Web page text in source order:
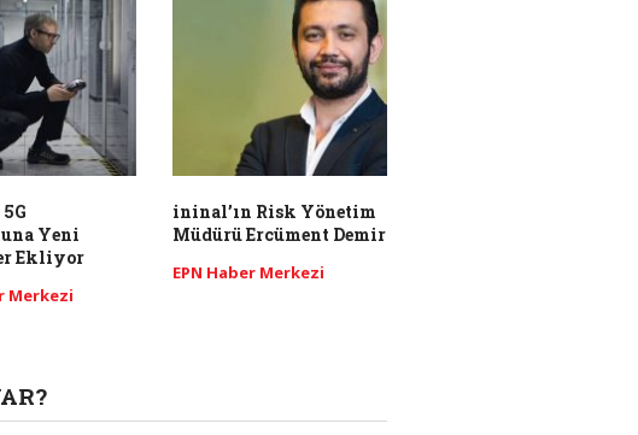
Yeni
Ekliyor
Merkezi
ininal’ın Risk Yönetim
Müdürü Ercüment Demir
EPN Haber Merkezi